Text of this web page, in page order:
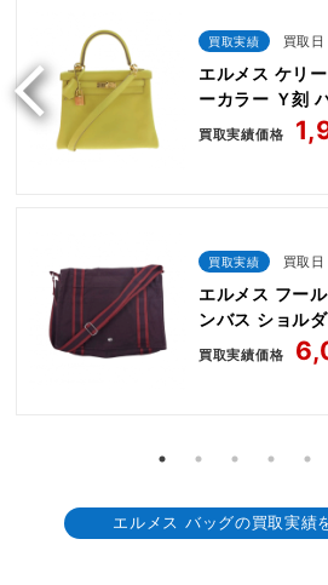
買取実績 買取
エルメス ケリ
ーカラー Ｙ刻
グ イエロー
買取実績価格
買取実績 買取
エルメス フー
ンバス ショル
ンジ
買取実績価格
エルメス バッグの買取実績